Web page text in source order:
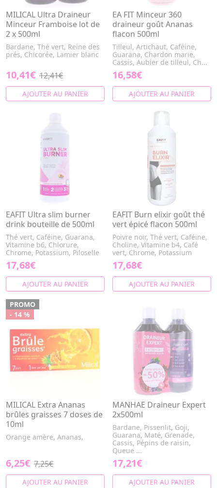
MILICAL Ultra Draineur
Minceur Framboise lot de
2 x 500ml
Bardane, Thé vert, Reine des
prés, Chicorée, Lamier blanc
10,41€ 12,41€
AJOUTER AU PANIER
EA FIT Minceur 360
draineur goût Ananas
flacon 500ml
Tilleul, Artichaut, Caféine,
Guarana, Chardon marie,
Cassis, Aubier de tilleul, Ch...
16,58€
AJOUTER AU PANIER
EAFIT Ultra slim burner
drink bouteille de 500ml
Thé vert, Caféine, Guarana,
Vitamine b6, Chlorure,
Chrome, Potassium, Piloselle
17,68€
AJOUTER AU PANIER
EAFIT Burn elixir goût thé
vert épicé flacon 500ml
Poivre noir, Thé vert, Caféine,
Choline, Vitamine b4, Café
vert, Chrome, Potassium
17,68€
AJOUTER AU PANIER
PROMO
- 14 %
MILICAL Extra Ananas
brûles graisses 7 doses de
10ml
Orange amère, Ananas,
6,25€ 7,25€
AJOUTER AU PANIER
MANHAE Draineur Expert
2x500ml
Bardane, Pissenlit, Goji,
Guarana, Maté, Grenade,
Cassis, Pépins de raisin,
Queue ...
17,21€
AJOUTER AU PANIER